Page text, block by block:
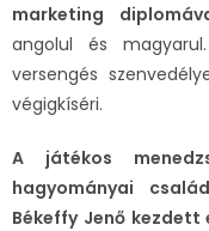
marketing
angolul és
versengés
végigkíséri.
A játékos
hagyományai
Békeffy Jenő